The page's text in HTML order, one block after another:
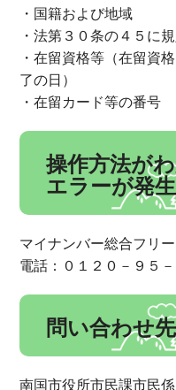
・国籍および地域
・法第３０条の４５に
・在留資格等（在留資
了の日）
・在留カード等の番号
操作方法が
エラーが発
マイナンバー総合フリ
電話：０１２０－９５
問い合わせ先
南国市役所市民課市民係